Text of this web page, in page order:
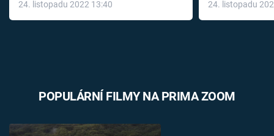
24. listopadu 2022 13:40
léky
24. listopadu
POPULÁRNÍ FILMY NA PRIMA ZOOM